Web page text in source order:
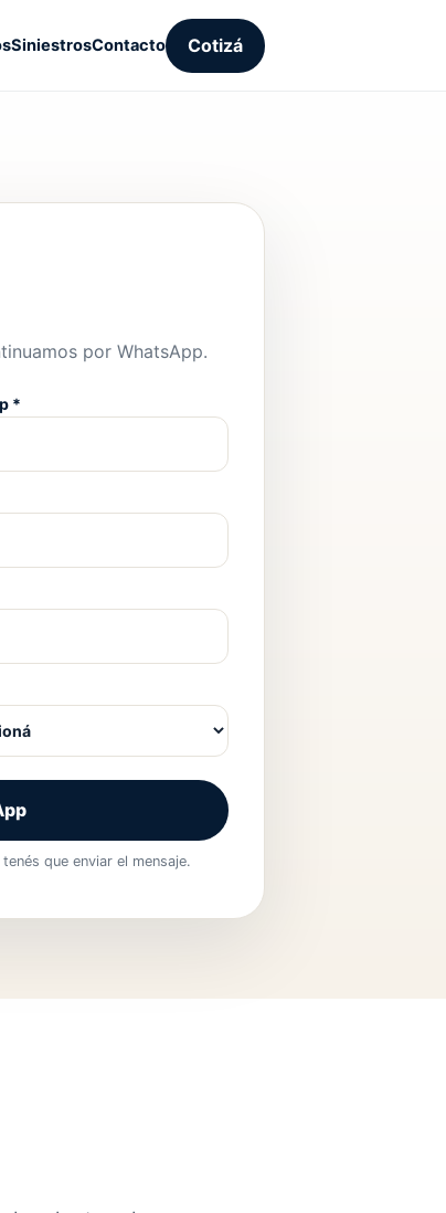
SiniestrosContacto Cotizá
por WhatsApp.
*
que enviar el mensaje.